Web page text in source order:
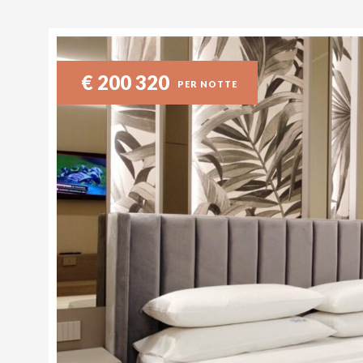
€ 200320 PER NOTTE